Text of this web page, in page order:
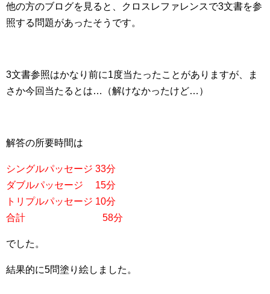
他の方のブログを見ると、クロスレファレンスで3文書を参
照する問題があったそうです。
3文書参照はかなり前に1度当たったことがありますが、ま
さか今回当たるとは…（解けなかったけど…）
解答の所要時間は
シングルパッセージ 33分
ダブルパッセージ 15分
トリプルパッセージ 10分
合計 58分
でした。
結果的に5問塗り絵しました。